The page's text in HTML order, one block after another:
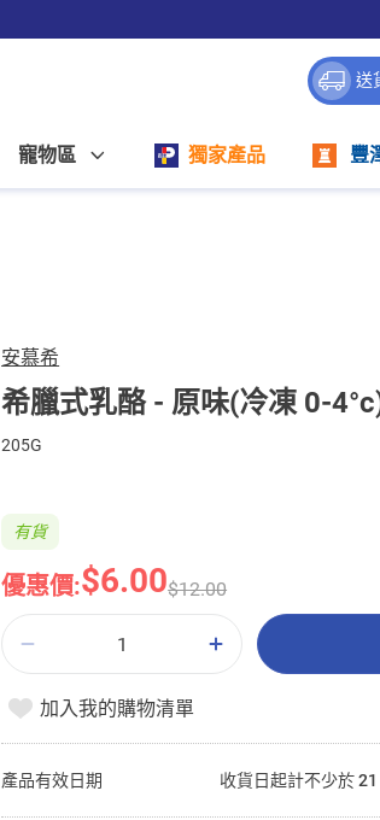
送
寵物區 獨家產品 豐
安慕希
希臘式乳酪 - 原味(冷凍 0-
205G
優惠價:$6.00$12.00
有貨
加入我的購物清單
產品有效日期 收貨日起計不少於 21